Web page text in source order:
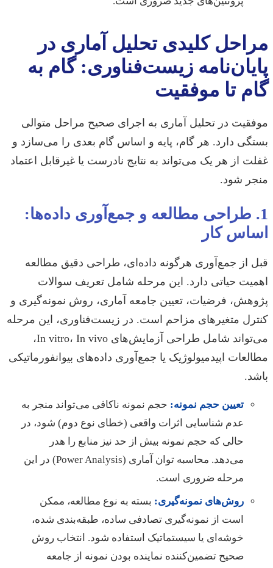
مراحل کلیدی تحلیل آماری در
پایان‌نامه زیست‌فناوری: گام به
گام تا موفقیت
موفقیت در تحلیل آماری به اجرای صحیح مراحل متوالی
بستگی دارد. هر گام، پایه و اساس گام بعدی را می‌سازد و
غفلت از هر یک می‌تواند به نتایج نادرست یا غیرقابل اعتماد
منجر شود.
1. طراحی مطالعه و جمع‌آوری داده‌ها:
اساس کار
قبل از جمع‌آوری هرگونه داده‌ای، طراحی دقیق مطالعه
اهمیت حیاتی دارد. این مرحله شامل تعریف سوالات
پژوهش، فرضیات، تعیین جامعه آماری، روش نمونه‌گیری و
کنترل متغیرهای مزاحم است. در زیست‌فناوری، این مرحله
می‌تواند شامل طراحی آزمایش‌های In vitro، In vivo،
مطالعات اپیدمیولوژیک یا جمع‌آوری داده‌های بیوانفورماتیکی
باشد.
تعیین حجم نمونه: حجم نمونه ناکافی می‌تواند منجر به
عدم شناسایی اثرات واقعی (خطای نوع دوم) شود، در
حالی که حجم نمونه بیش از حد نیز منابع را هدر
می‌دهد. محاسبه توان آماری (Power Analysis) در این
مرحله ضروری است.
روش‌های نمونه‌گیری: بسته به نوع مطالعه، ممکن
است از نمونه‌گیری تصادفی ساده، طبقه‌بندی شده،
خوشه‌ای یا سیستماتیک استفاده شود. انتخاب روش
صحیح تضمین‌کننده نماینده بودن نمونه از جامعه